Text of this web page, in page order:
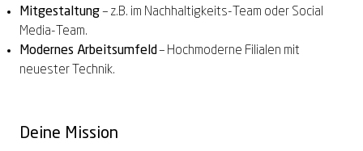
Mitgestaltung– z.B. im Nachhaltigkeits-Team oder Social
Media-Team.
Modernes Arbeitsumfeld– Hochmoderne Filialen mit
neuester Technik.
Deine Mission